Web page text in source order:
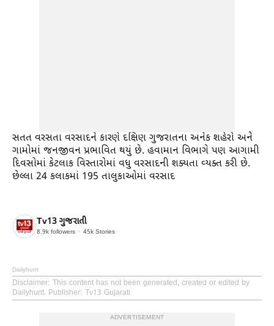
સતત વરસતા વરસાદને કારણે દક્ષિણ ગુજરાતના અનેક શહેરો અને
ગામોમાં જનજીવન પ્રભાવિત થયું છે. હવામાન વિભાગે પણ આગામી
દિવસોમાં કેટલાક વિસ્તારોમાં વધુ વરસાદની શક્યતા વ્યક્ત કરી છે.
છેલ્લા 24 કલાકમાં 195 તાલુકાઓમાં વરસાદ
Tv13 ગુજરાતી
8.9k followers 45k Stories
Dailyhunt
Disclaimer: This content has not been generated, created or edited by
Dailyhunt. Publisher: Tv13 Gujarati
ADVERTISEMENT